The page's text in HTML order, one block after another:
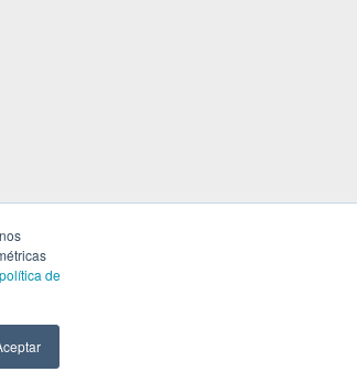
política de